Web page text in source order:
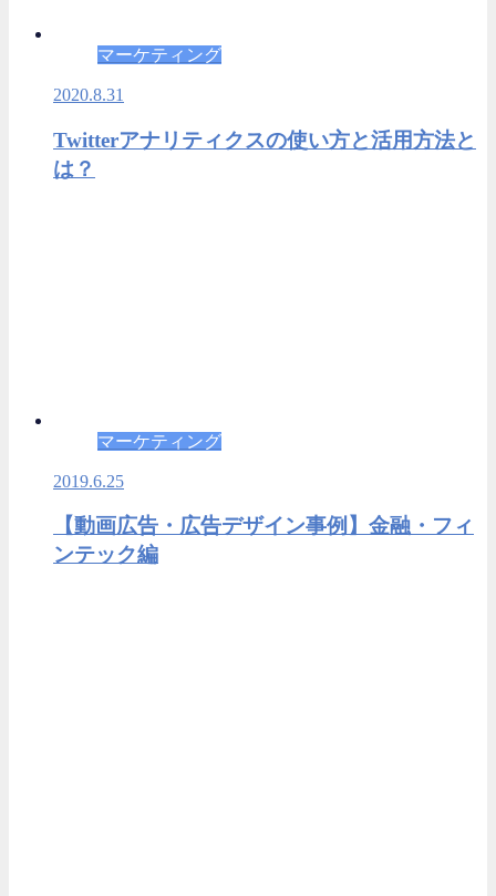
マーケティング
2020.8.31
Twitterアナリティクスの使い方と活用方法と
は？
マーケティング
2019.6.25
【動画広告・広告デザイン事例】金融・フィ
ンテック編